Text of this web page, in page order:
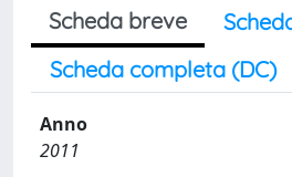
Scheda breve
Scheda completa (DC)
Anno
2011